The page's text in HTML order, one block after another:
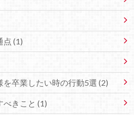
点 (1)
卒業したい時の行動5選 (2)
べきこと (1)